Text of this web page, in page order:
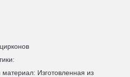
Изготовленная из